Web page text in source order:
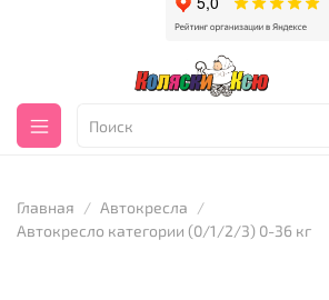
Главная
Автокресла
Автокресло категории (0/1/2/3) 0-36 кг